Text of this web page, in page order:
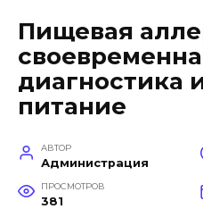
Пищевая
диагностика
питание
АВТОР
Администрация
ПРОСМОТРОВ
381